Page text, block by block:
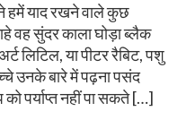
हमें याद रखने वाले कुछ
वह सुंदर काला घोड़ा ब्लैक
लिटिल, या पीटर रैबिट, पशु
उनके बारे में पढ़ना पसंद
पर्याप्त नहीं पा सकते […]